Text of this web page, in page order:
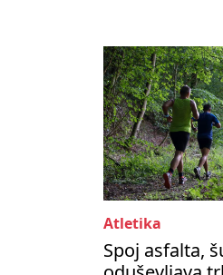
Atletika
Spoj asfalta,